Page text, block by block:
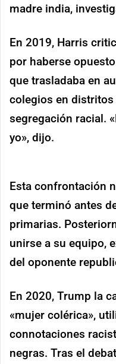
madre india,
En 2019, Harris
por haberse
que trasladaba en
colegios en
segregación racial.
yo», dijo.
Esta confrontación
que terminó antes
primarias.
unirse a su equipo,
del oponente
En 2020, Trump la
«mujer colérica»,
connotaciones
negras. Tras el